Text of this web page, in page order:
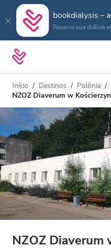
bookdialysis –
Reserve sua diálise
Início Destinos Polônia
NZOZ Diaverum w
NZOZ Diaverum